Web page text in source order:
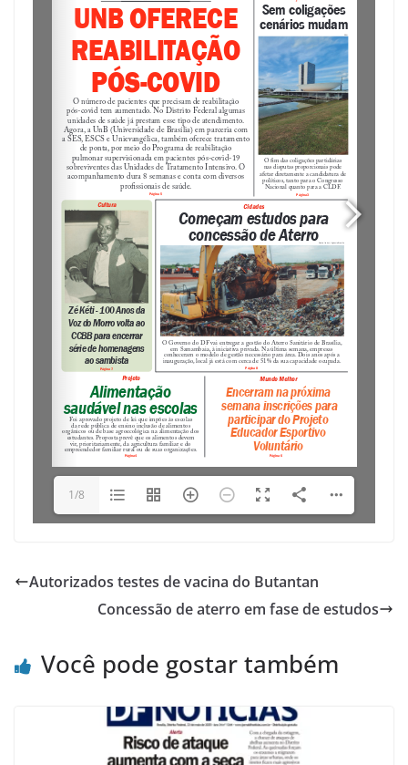
1/8
Autorizados testes de vacina do Butantan
Concessão de aterro em fase de estudos
Você pode gostar também